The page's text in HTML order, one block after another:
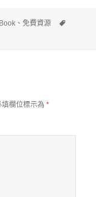
、 免費資源
填欄位標示為*